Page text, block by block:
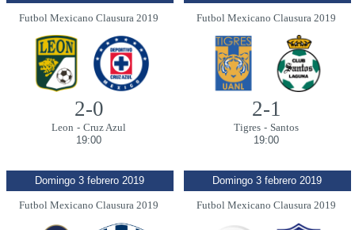
Futbol Mexicano Clausura 2019
2-0
Leon - Cruz Azul
19:00
Futbol Mexicano Clausura 2019
2-1
Tigres - Santos
19:00
Domingo 3 febrero 2019
Futbol Mexicano Clausura 2019
Domingo 3 febrero 2019
Futbol Mexicano Clausura 2019